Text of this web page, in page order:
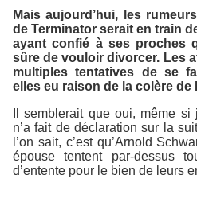
Mais aujourd’hui, les
de Terminator serait en train
ayant confié à ses proches
sûre de vouloir divorcer. Les
multiples tentatives de se
elles eu raison de la colère de
Il semblerait que oui, même
n’a fait de déclaration sur la
l’on sait, c’est qu’Arnold
épouse tentent par-dessus
d’entente pour le bien de leurs